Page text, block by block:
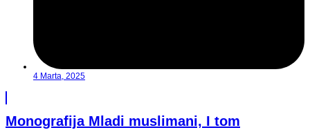
4 Marta, 2025
Monografija Mladi muslimani, I tom